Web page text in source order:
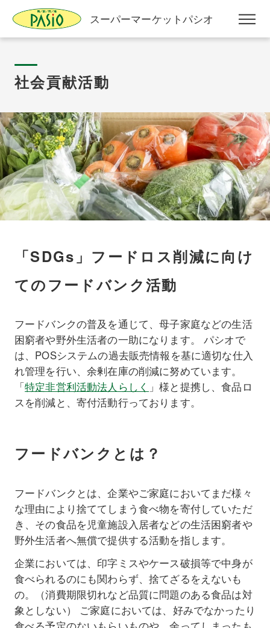
スーパーマーケットパシオ
社会貢献活動
「SDGs」フードロス削減に向け
てのフードバンク活動
フードバンクの普及を通じて、母子家庭などの生活
困窮者や野外生活者の一助になります。 パシオで
は、POSシステムの過去販売情報を基に適切な仕入
れ管理を行い、余剰在庫の削減に努めています。
「特定非営利活動法人らしく 」様と提携し、食品ロ
スを削減と、寄付活動行っております。
フードバンクとは？
フードバンクとは、企業やご家庭においてまだ様々
な理由により捨ててしまう食べ物を寄付していただ
き、その食品を児童施設入居者などの生活困窮者や
野外生活者へ無償で提供する活動を指します。
企業においては、印字ミスやケース破損等で中身が
食べられるのにも関わらず、捨てざるをえないも
の。（消費期限切れなど品質に問題のある食品は対
象としない） ご家庭においては、好みでなかったり